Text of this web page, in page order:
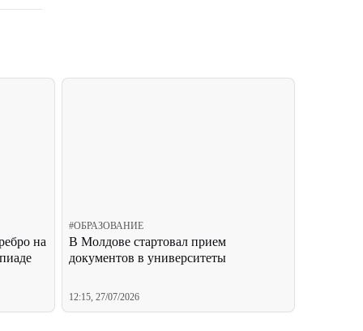
на
#ОБРАЗОВАНИЕ
В Молдове стартовал прием
документов в университеты
12:15, 27/07/2026